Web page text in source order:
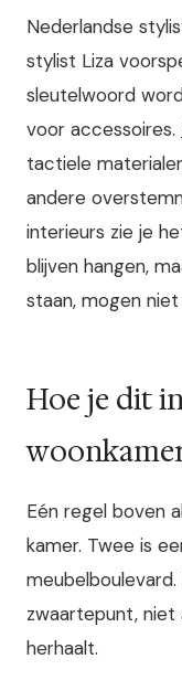
Nederlandse
stylist Liza
sleutelwoord
voor accessoires.
tactiele
andere
interieurs zie je
blijven hangen,
staan, mogen
Hoe je dit
Eén regel boven
kamer. Twee is
zwaartepunt,
herhaalt.